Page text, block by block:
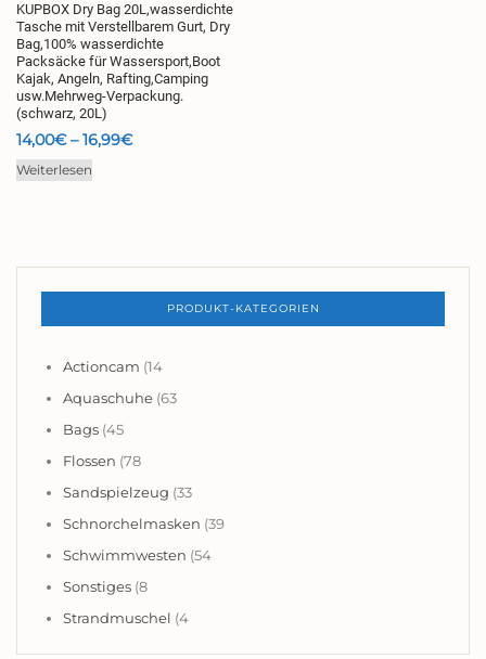
KUPBOX Dry Bag 20L,wasserdichte
Tasche mit Verstellbarem Gurt, Dry
Bag,100% wasserdichte
Packsäcke für Wassersport,Boot
Kajak, Angeln, Rafting,Camping
usw.Mehrweg-Verpackung.
(schwarz, 20L)
14,00€ –16,99€Preisspanne:
Weiterlesen
PRODUKT-KATEGORIEN
Actioncam (14
Aquaschuhe (63
Bags (45
Flossen (78
Sandspielzeug (33
Schnorchelmasken (39
Schwimmwesten (54
Sonstiges (8
Strandmuschel (4